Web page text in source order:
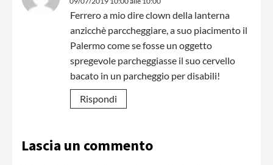
Ferrero a mio dire clown della lanterna
anzicchè parccheggiare, a suo piacimento il
Palermo come se fosse un oggetto
spregevole parcheggiasse il suo cervello
bacato in un parcheggio per disabili!
Rispondi
Lascia un commento